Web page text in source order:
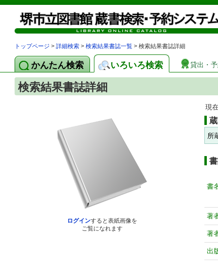
トップページ > 詳細検索 > 検索結果書誌一覧 > 検索結果書誌詳細
かんたん検索 いろいろ検索 貸出・
検索結果書誌詳細
ログインすると表紙画像を
ご覧になれます
現
所
書
著
著
出